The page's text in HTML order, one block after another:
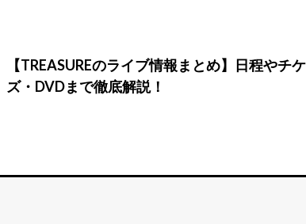
【TREASUREのライブ情報まとめ】日程やチ
ズ・DVDまで徹底解説！